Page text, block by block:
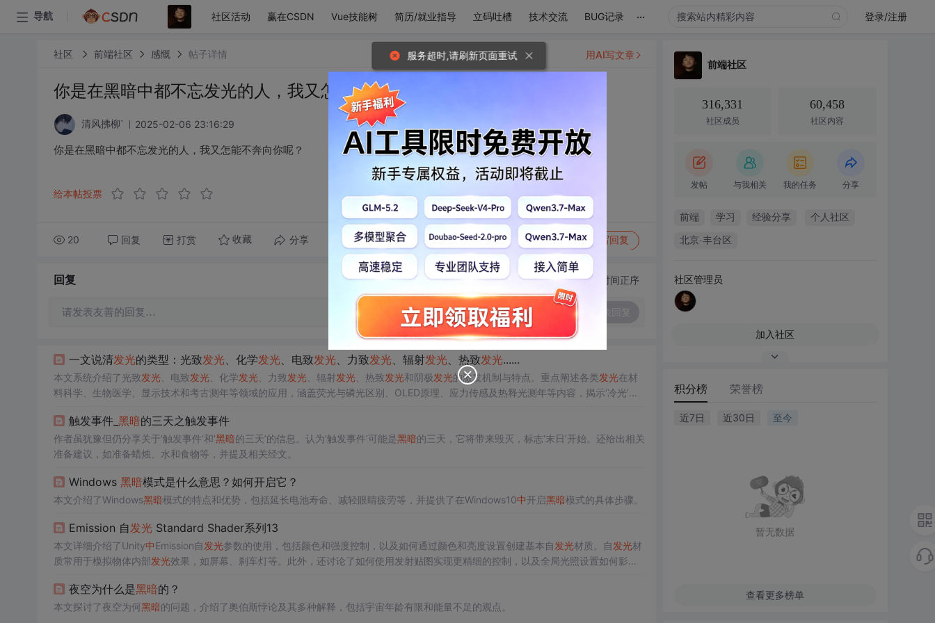
导航 社区活动 赢在CSDN Vue技能树 简历/就业指导 立码吐槽 技术交流 BUG记录 ... 登录/注册
社区 前端社区 感慨 帖子详情
你是在黑暗中都不忘发光的人，我又怎能不奔向你呢？
清风拂柳` 2025-02-06 23:16:29
你是在黑暗中都不忘发光的人，我又怎能不奔向你呢？
给本帖投票
20 回复 打赏 收藏 分享 转发到动态 举报 写回复
用AI写文章
回复 切换为时间正序
请发表友善的回复…
一文说清发光的类型：光致发光、化学发光、电致发光、力致发光、辐射发光、热致发光......
本文系统介绍了光致发光、电致发光、化学发光、力致发光、辐射发光、热致发光和阴极发光的激发机制与特点。重点阐述各类发光在材
料科学、生物医学、显示技术和考古测年等领域的应用，涵盖荧光与磷光区别、OLED原理、应力传感及热释光测年等内容，揭示‘冷光’现
触发事件_ 黑暗的三天之触发事件
作者虽犹豫但仍分享关于‘触发事件’和‘黑暗的三天’的信息。认为‘触发事件’可能是黑暗的三天，它将带来毁灭，标志‘末日’开始。还给出相关
准备建议，如准备蜡烛、水和食物等，并提及相关经文。
Windows 黑暗模式是什么意思？如何开启它？
本文介绍了Windows黑暗模式的特点和优势，包括延长电池寿命、减轻眼睛疲劳等，并提供了在Windows10中开启黑暗模式的具体步骤。
Emission 自发光 Standard Shader系列13
本文详细介绍了Unity中Emission自发光参数的使用，包括颜色和强度控制，以及如何通过颜色和亮度设置创建基本自发光材质。自发光材
质常用于模拟物体内部发光效果，如屏幕、刹车灯等。此外，还讨论了如何使用发射贴图实现更精细的控制，以及全局光照设置如何影响
夜空为什么是黑暗的？
本文探讨了夜空为何黑暗的问题，介绍了奥伯斯悖论及其多种解释，包括宇宙年龄有限和能量不足的观点。
前端社区
316,331
社区成员
60,458
社区内容
发帖 与我相关 我的任务 分享
前端 学习 经验分享 个人社区
北京·丰台区
社区管理员
加入社区
积分榜 荣誉榜
近7日 近30日 至今
暂无数据
查看更多榜单
服务超时,请刷新页面重试